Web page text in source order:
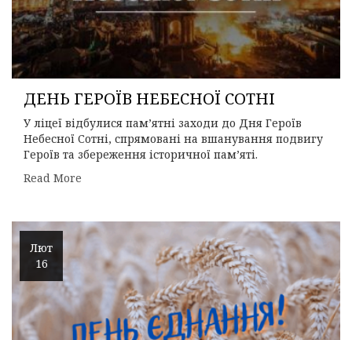
ДЕНЬ ГЕРОЇВ НЕБЕСНОЇ СОТНІ
У ліцеї відбулися пам’ятні заходи до Дня Героїв
Небесної Сотні, спрямовані на вшанування подвигу
Героїв та збереження історичної пам’яті.
Read More
Лют
16